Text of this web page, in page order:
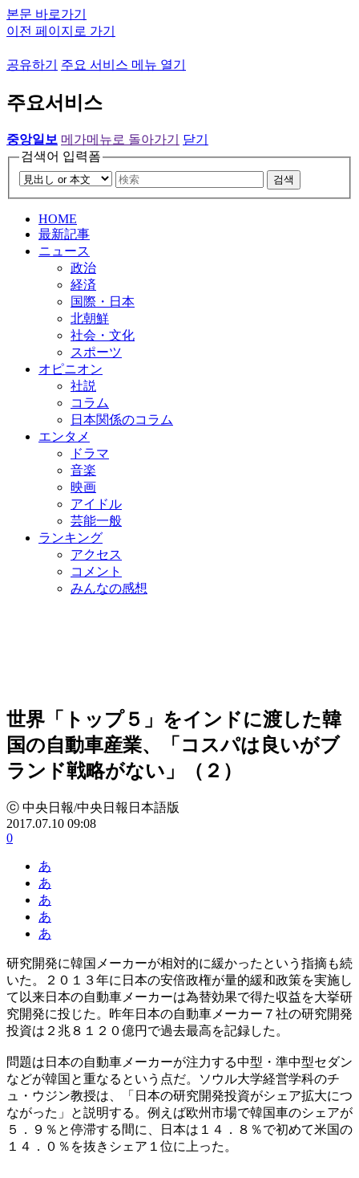
본문 바로가기
이전 페이지로 가기
공유하기 주요 서비스 메뉴 열기
주요서비스
중앙일보 메가메뉴로 돌아가기
닫기
검색어 입력폼
검색
HOME
最新記事
ニュース
政治
経済
国際・日本
北朝鮮
社会・文化
スポーツ
オピニオン
社説
コラム
日本関係のコラム
エンタメ
ドラマ
音楽
映画
アイドル
芸能一般
ランキング
アクセス
コメント
みんなの感想
世界「トップ５」をインドに渡した韓
国の自動車産業、「コスパは良いがブ
ランド戦略がない」（２）
ⓒ 中央日報/中央日報日本語版
2017.07.10 09:08
0
あ
あ
あ
あ
あ
研究開発に韓国メーカーが相対的に緩かったという指摘も続
いた。２０１３年に日本の安倍政権が量的緩和政策を実施し
て以来日本の自動車メーカーは為替効果で得た収益を大挙研
究開発に投じた。昨年日本の自動車メーカー７社の研究開発
投資は２兆８１２０億円で過去最高を記録した。
問題は日本の自動車メーカーが注力する中型・準中型セダン
などが韓国と重なるという点だ。ソウル大学経営学科のチ
ュ・ウジン教授は、「日本の研究開発投資がシェア拡大につ
ながった」と説明する。例えば欧州市場で韓国車のシェアが
５．９％と停滞する間に、日本は１４．８％で初めて米国の
１４．０％を抜きシェア１位に上った。